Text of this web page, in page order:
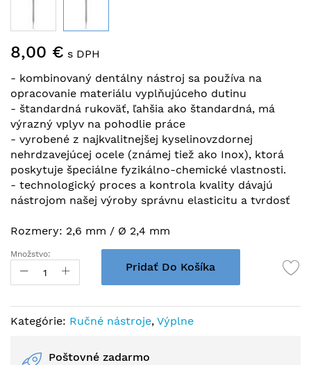
na
galérie
obrázkov
8,00 € s DPH
- kombinovaný dentálny nástroj sa používa na
opracovanie materiálu vyplňujúceho dutinu
- štandardná rukoväť, ľahšia ako štandardná, má
výrazný vplyv na pohodlie práce
- vyrobené z najkvalitnejšej kyselinovzdornej
nehrdzavejúcej ocele (známej tiež ako Inox), ktorá
poskytuje špeciálne fyzikálno-chemické vlastnosti.
- technologický proces a kontrola kvality dávajú
nástrojom našej výroby správnu elasticitu a tvrdosť
Rozmery: 2,6 mm / Ø 2,4 mm
Množstvo:
Pridať Do Košíka
Kategórie: Ručné nástroje, Výplne
Poštovné zadarmo